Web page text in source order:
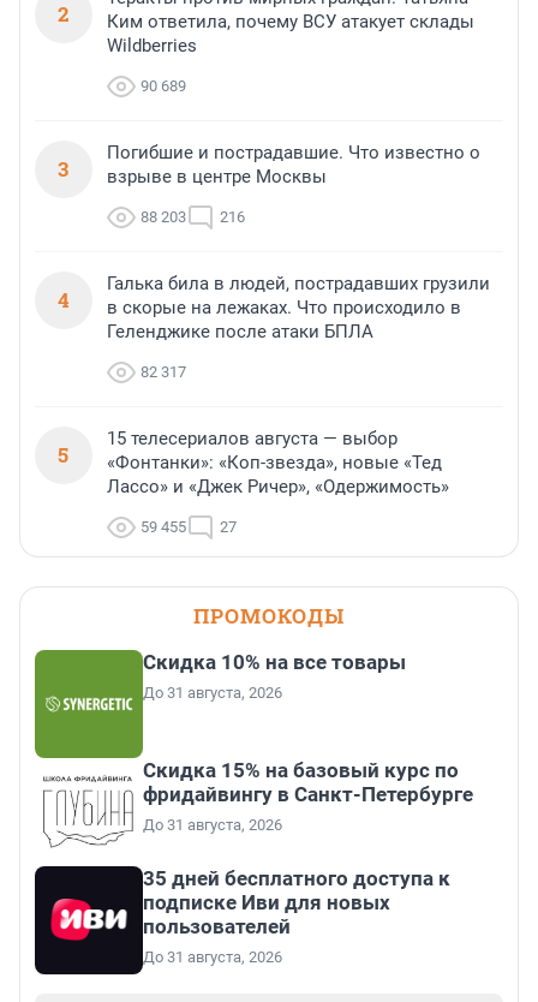
2
Ким ответила, почему ВСУ атакует склады
Wildberries
90 689
3
Погибшие и пострадавшие. Что известно о
взрыве в центре Москвы
88 203 216
4
Галька била в людей, пострадавших грузили
в скорые на лежаках. Что происходило в
Геленджике после атаки БПЛА
82 317
5
15 телесериалов августа — выбор
«Фонтанки»: «Коп-звезда», новые «Тед
Лассо» и «Джек Ричер», «Одержимость»
59 455 27
ПРОМОКОДЫ
Скидка 10% на все товары
До 31 августа, 2026
Скидка 15% на базовый курс по
фридайвингу в Санкт-Петербурге
До 31 августа, 2026
35 дней бесплатного доступа к
подписке Иви для новых
пользователей
До 31 августа, 2026